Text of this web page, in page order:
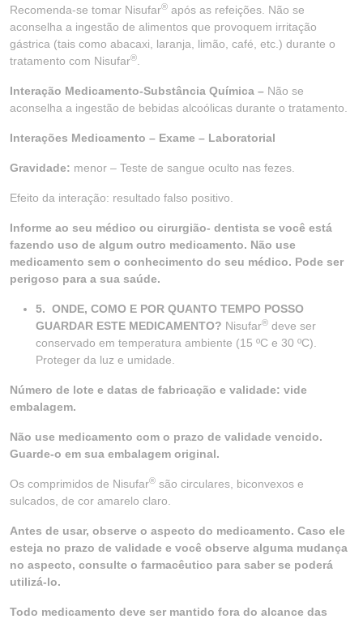
Recomenda-se tomar Nisufar® após as refeições. Não se
aconselha a ingestão de alimentos que provoquem irritação
gástrica (tais como abacaxi, laranja, limão, café, etc.) durante o
tratamento com Nisufar®
Interação Medicamento-Substância Química – Não se
aconselha a ingestão de bebidas alcoólicas durante o tratamento.
Interações Medicamento – Exame – Laboratorial
Gravidade: menor – Teste de sangue oculto nas fezes.
Efeito da interação: resultado falso positivo.
Informe ao seu médico ou cirurgião- dentista se você está
fazendo uso de algum outro medicamento. Não use
medicamento sem o conhecimento do seu médico. Pode ser
perigoso para a sua saúde.
5. ONDE, COMO E POR QUANTO TEMPO POSSO
GUARDAR ESTE MEDICAMENTO? Nisufar® deve ser
conservado em temperatura ambiente (15 ºC e 30 ºC).
Proteger da luz e umidade.
Número de lote e datas de fabricação e validade: vide
embalagem.
Não use medicamento com o prazo de validade vencido.
Guarde-o em sua embalagem original.
Os comprimidos de Nisufar® são circulares, biconvexos e
sulcados, de cor amarelo claro.
Antes de usar, observe o aspecto do medicamento. Caso ele
esteja no prazo de validade e você observe alguma mudança
no aspecto, consulte o farmacêutico para saber se poderá
utilizá-lo.
Todo medicamento deve ser mantido fora do alcance das